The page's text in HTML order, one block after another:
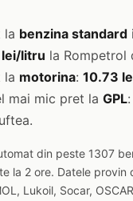
la benzina standard
litru la Rompetrol
la motorina: 10.73
mai mic pret la GPL:
din peste 1307
la 2 ore. Datele provin
Lukoil, Socar,